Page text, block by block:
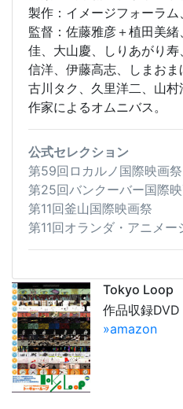
製作：イメージフォーラム
監督：佐藤雅彦＋植田美
佳、大山慶、しりあがり
信洋、伊藤高志、しまおま
古川タク、久里洋二、山
作家によるオムニバス。
公式セレクション
第59回ロカルノ国際映画祭
第25回バンクーバー国際
第11回釜山国際映画祭
第11回オランダ・アニメー
Tokyo Loop
作品収録DVD
»amazon